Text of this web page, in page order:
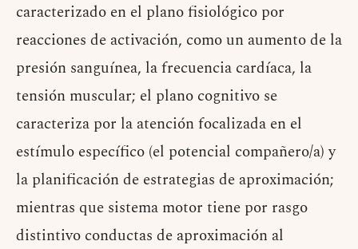
caracterizado en el plano fisiológico por
reacciones de activación, como un aumento de la
presión sanguínea, la frecuencia cardíaca, la
tensión muscular; el plano cognitivo se
caracteriza por la atención focalizada en el
estímulo específico (el potencial compañero/a) y
la planificación de estrategias de aproximación;
mientras que sistema motor tiene por rasgo
distintivo conductas de aproximación al